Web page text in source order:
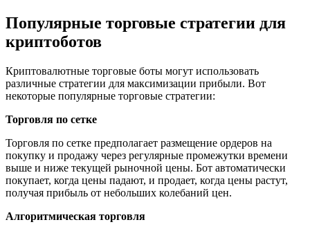
Популярные торговые стратегии для
криптоботов
Криптовалютные торговые боты могут использовать
различные стратегии для максимизации прибыли. Вот
некоторые популярные торговые стратегии:
Торговля по сетке
Торговля по сетке предполагает размещение ордеров на
покупку и продажу через регулярные промежутки времени
выше и ниже текущей рыночной цены. Бот автоматически
покупает, когда цены падают, и продает, когда цены растут,
получая прибыль от небольших колебаний цен.
Алгоритмическая торговля